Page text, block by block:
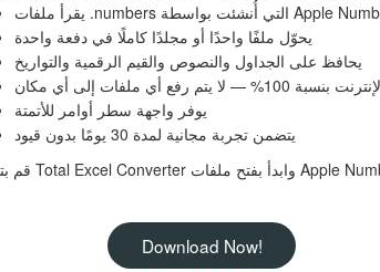
يحوّل ملفًا واحدًا أو مجلدًا كاملًا في دفعة واحدة
يحافظ على الجداول والنصوص والقيم الرقمية والتواريخ
رفع أي ملفات إلى أي مكان
يوفر واجهة سطر أوامر للأتمتة
يتضمن تجربة مجانية لمدة 30 يومًا بدون قيود
Download Now!